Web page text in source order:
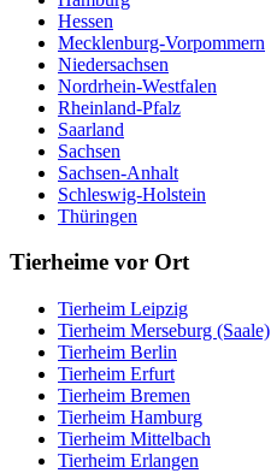
Hessen
Mecklenburg-Vorpommern
Niedersachsen
Nordrhein-Westfalen
Rheinland-Pfalz
Saarland
Sachsen
Sachsen-Anhalt
Schleswig-Holstein
Thüringen
Tierheime vor Ort
Tierheim Leipzig
Tierheim Merseburg (Saale)
Tierheim Berlin
Tierheim Erfurt
Tierheim Bremen
Tierheim Hamburg
Tierheim Mittelbach
Tierheim Erlangen